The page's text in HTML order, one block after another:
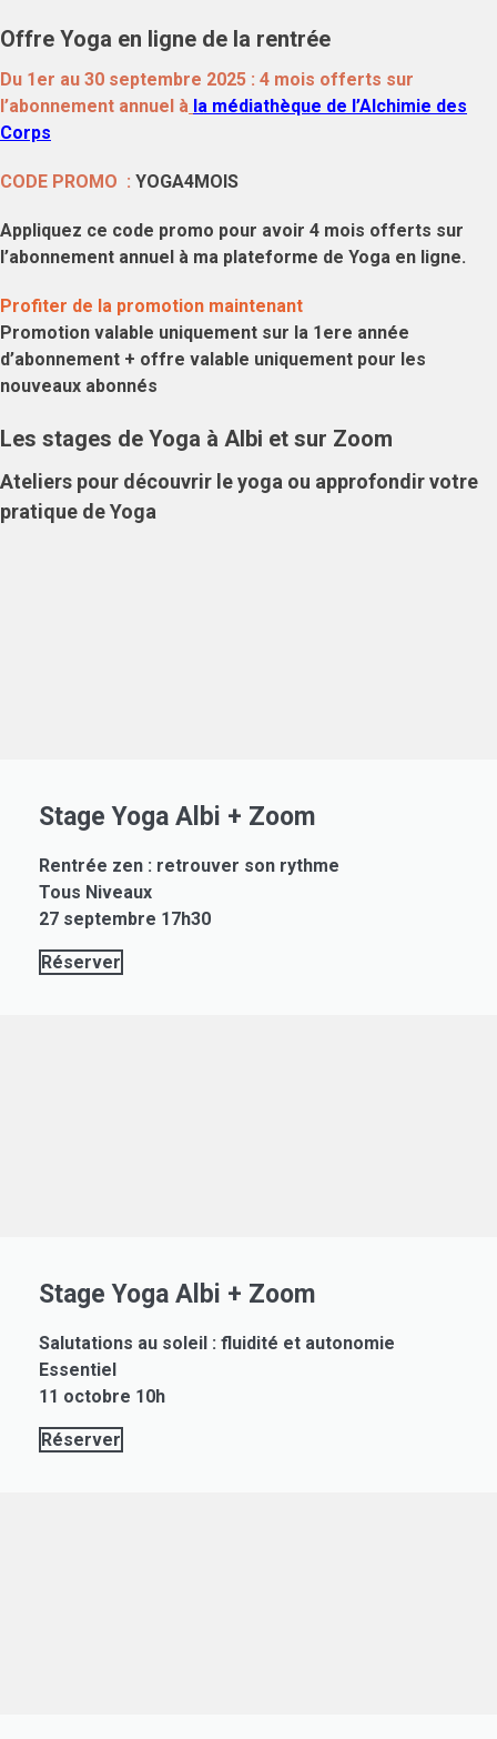
Offre Yoga en ligne de la rentrée
Du 1er au 30 septembre 2025 : 4 mois offerts sur
l’abonnement annuel à la médiathèque de l’Alchimie des
Corps
CODE PROMO : YOGA4MOIS
Appliquez ce code promo pour avoir 4 mois offerts sur
l’abonnement annuel à ma plateforme de Yoga en ligne.
Profiter de la promotion maintenant
Promotion valable uniquement sur la 1ere année
d’abonnement + offre valable uniquement pour les
nouveaux abonnés
Les stages de Yoga à Albi et sur Zoom
Ateliers pour découvrir le yoga ou approfondir votre
pratique de Yoga
Stage Yoga Albi + Zoom
Rentrée zen : retrouver son rythme
Tous Niveaux
27 septembre 17h30
Réserver
Stage Yoga Albi + Zoom
Salutations au soleil : fluidité et autonomie
Essentiel
11 octobre 10h
Réserver